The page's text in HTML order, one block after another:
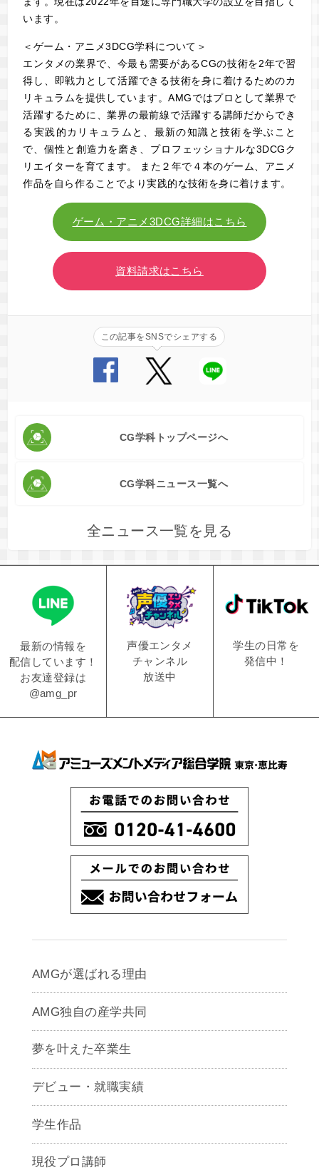
います。
＜ゲーム・アニメ3DCG学科について＞
エンタメの業界で、今最も需要があるCGの技術を2年で習
得し、即戦力として活躍できる技術を身に着けるためのカ
リキュラムを提供しています。AMGではプロとして業界で
活躍するために、業界の最前線で活躍する講師だからでき
る実践的カリキュラムと、最新の知識と技術を学ぶこと
で、個性と創造力を磨き、プロフェッショナルな3DCGク
リエイターを育てます。 また２年で４本のゲーム、アニメ
作品を自ら作ることでより実践的な技術を身に着けます。
ゲーム・アニメ3DCG詳細はこちら
資料請求はこちら
この記事をSNSでシェアする
CG学科トップページへ
CG学科ニュース一覧へ
全ニュース一覧を見る
最新の情報を
配信しています！
お友達登録は
@amg_pr
声優エンタメ
チャンネル
放送中
学生の日常を
発信中！
AMGが選ばれる理由
AMG独自の産学共同
夢を叶えた卒業生
デビュー・就職実績
学生作品
現役プロ講師